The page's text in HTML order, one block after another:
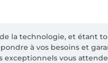
la technologie, et étant
à vos besoins et
vous